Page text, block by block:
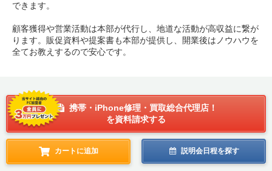
できます。
顧客獲得や営業活動は本部が代行し、地道な活動が高収益に繋が
ります。販促資料や提案書も本部が提供し、開業後はノウハウを
全てお教えするので安心です。
携帯・iPhone修理・買取総合代理店！
を資料請求する
カートに追加 説明会日程を探す